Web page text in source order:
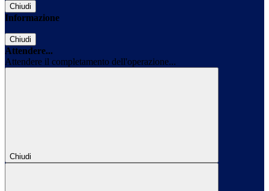
Chiudi
Informazione
Chiudi
Attendere...
Attendere il completamento dell'operazione...
Chiudi